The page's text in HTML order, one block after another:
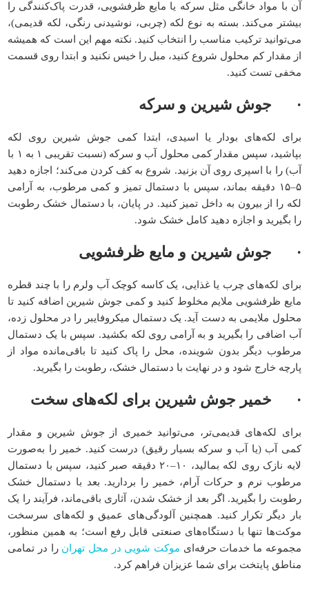
آن با مواد خانگی مثل سرکه یا مایع ظرفشویی، قدرت پاک‌کنندگی را
بیشتر می‌کند. بسته به نوع لکه (چربی، نوشیدنی رنگی، لکه قدیمی)،
می‌توانید ترکیب مناسب را انتخاب کنید. نکته مهم این است که همیشه
از مقدار کم محلول شروع کنید، مبل را خیس نکنید و ابتدا روی قسمت
مخفی تست کنید.
· جوش شیرین و سرکه
برای لکه‌های بو‌دار یا اسیدی، ابتدا کمی جوش شیرین روی لکه
بپاشید، سپس مقدار کمی محلول آب و سرکه (نسبت تقریبی ۱ به ۱ با
آب) را با اسپری روی آن بزنید. شروع به کف کردن می‌کند؛ اجازه دهید
۵–۱۵ دقیقه بماند، سپس با دستمال تمیز و کمی مرطوب، به آرامی
لکه را از بیرون به داخل تمیز کنید. در پایان، با دستمال خشک رطوبت
را بگیرید و اجازه دهید کامل خشک شود.
· جوش شیرین و مایع ظرفشویی
برای لکه‌های چرب یا غذایی، یک کاسه کوچک آب ولرم را با چند قطره
مایع ظرفشویی ملایم مخلوط کنید و کمی جوش شیرین اضافه کنید تا
محلول ملایمی به دست آید. یک دستمال میکروفایبر را در محلول زده،
آب اضافی را بگیرید و به آرامی روی لکه بکشید. سپس با یک دستمال
مرطوب دیگر بدون شوینده، محل را پاک کنید تا باقی‌مانده مواد از
پارچه خارج شود و در نهایت با دستمال خشک، رطوبت را بگیرید.
· خمیر جوش شیرین برای لکه‌های سخت
برای لکه‌های قدیمی‌تر، می‌توانید خمیری از جوش شیرین و مقدار
کمی آب (یا آب و سرکه بسیار رقیق) درست کنید. خمیر را به‌صورت
لایه نازک روی لکه بمالید، ۱۰–۲۰ دقیقه صبر کنید، سپس با دستمال
مرطوب نرم و حرکات آرام، خمیر را بردارید. بعد با دستمال خشک
رطوبت را بگیرید. اگر بعد از خشک شدن، آثاری باقی‌ماند، فرآیند را یک
بار دیگر تکرار کنید. همچنین آلودگی‌های عمیق و لکه‌های سرسخت
موکت‌ها تنها با دستگاه‌های صنعتی قابل رفع است؛ به همین منظور،
مجموعه ما خدمات حرفه‌ای موکت شویی در محل تهران را در تمامی
مناطق پایتخت برای شما عزیزان فراهم کرد.